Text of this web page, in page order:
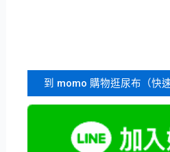
到 momo 購物逛尿布（快速